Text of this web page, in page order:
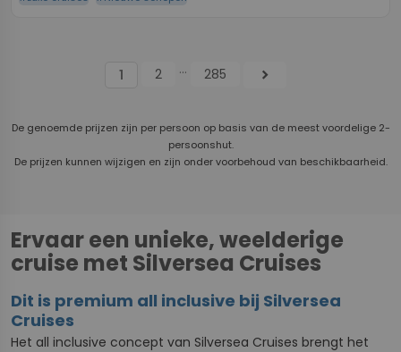
1 2 ... 285 chevron_right
De genoemde prijzen zijn per persoon op basis van de meest voordelige 2-
persoonshut.
De prijzen kunnen wijzigen en zijn onder voorbehoud van beschikbaarheid.
Ervaar een unieke, weelderige
cruise met Silversea Cruises
Dit is premium all inclusive bij Silversea
Cruises
Het all inclusive concept van Silversea Cruises brengt het